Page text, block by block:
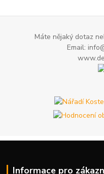
Máte nějaký dotaz
Email:
Informace pro